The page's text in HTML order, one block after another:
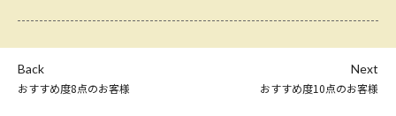
Back
おすすめ度8点のお客様
Next
おすすめ度10点のお客様